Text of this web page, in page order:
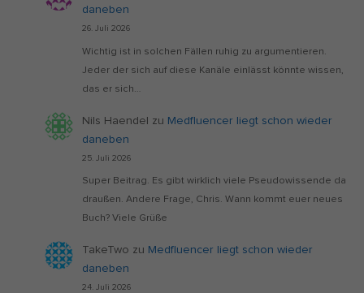
daneben
26. Juli 2026
Wichtig ist in solchen Fällen ruhig zu argumentieren.
Jeder der sich auf diese Kanäle einlässt könnte wissen,
das er sich…
Nils Haendel zu Medfluencer liegt schon wieder
daneben
25. Juli 2026
Super Beitrag. Es gibt wirklich viele Pseudowissende da
draußen. Andere Frage, Chris. Wann kommt euer neues
Buch? Viele Grüße
TakeTwo zu Medfluencer liegt schon wieder
daneben
24. Juli 2026